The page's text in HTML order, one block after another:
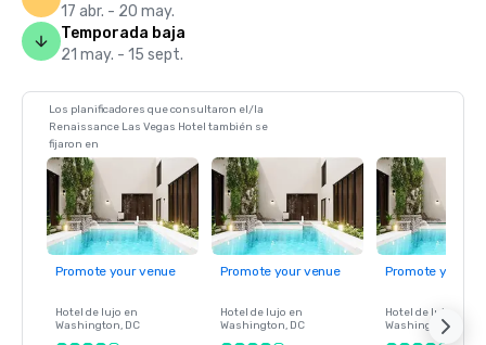
17 abr. - 20 may.
Temporada baja
21 may. - 15 sept.
Los planificadores que consultaron el/la
Renaissance Las Vegas Hotel también se
fijaron en
Promote your venue
Hotel de lujo en
Washington, DC
Promote your venue
Hotel de lujo en
Washington, DC
Promote your
Hotel de lujo en
Washington